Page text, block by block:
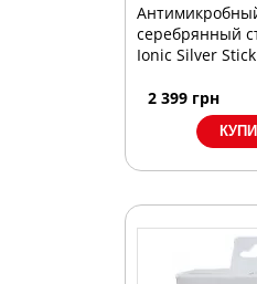
серебрянный
Ionic Silver
2 399 грн